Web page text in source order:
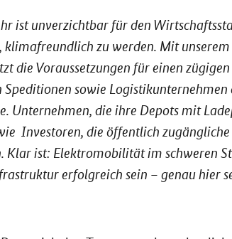
ist unverzichtbar für den
klimafreundlich zu werden. Mit
die Voraussetzungen für einen
sowie Logistikunternehmen
Unternehmen, die ihre Depots mit
Investoren, die öffentlich
Klar ist: Elektromobilität im schweren
erfolgreich sein – genau hier